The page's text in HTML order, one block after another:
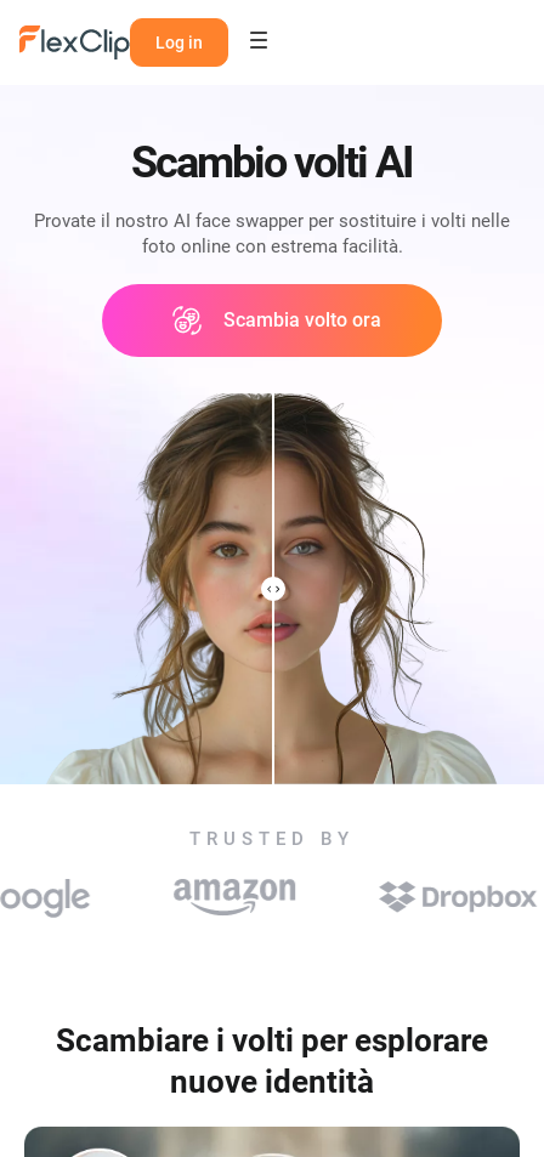
Log in
Scambio volti AI
Provate il nostro AI face swapper per sostituire i volti nelle
foto online con estrema facilità.
Scambia volto ora
TRUSTED BY
Scambiare i volti per esplorare
nuove identità